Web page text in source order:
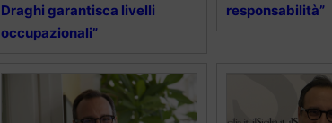
Draghi garantisca livelli
occupazionali”
responsabilità”